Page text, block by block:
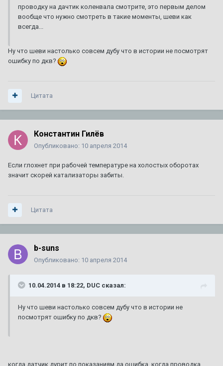
проводку на дачтик коленвала смотрите, это первым делом
вообще что нужно смотреть в такие моменты, шеви как
всегда...
Ну что шеви настолько совсем дубу что в истории не посмотрят
ошибку по дкв?
Цитата
Константин Гилёв
Опубликовано: 10 апреля 2014
Если глохнет при рабочей температуре на холостых оборотах
значит скорей катализаторы забиты.
Цитата
b-suns
Опубликовано: 10 апреля 2014
10.04.2014 в 18:22, DUC сказал:
Ну что шеви настолько совсем дубу что в истории не
посмотрят ошибку по дкв?
когда датчик дурит по показаниям да ошибка, когда проводка